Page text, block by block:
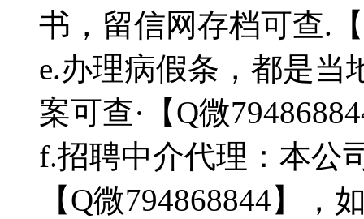
书，留信网存档可查.
e.办理病假条，都是当
案可查·【Q微
f.招聘中介代理：本公
【Q微794868844】